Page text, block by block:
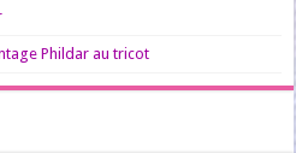
Phildar au tricot